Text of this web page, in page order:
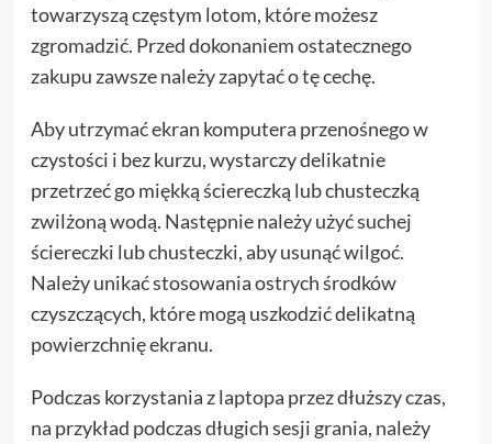
towarzyszą częstym lotom, które możesz
zgromadzić. Przed dokonaniem ostatecznego
zakupu zawsze należy zapytać o tę cechę.
Aby utrzymać ekran komputera przenośnego w
czystości i bez kurzu, wystarczy delikatnie
przetrzeć go miękką ściereczką lub chusteczką
zwilżoną wodą. Następnie należy użyć suchej
ściereczki lub chusteczki, aby usunąć wilgoć.
Należy unikać stosowania ostrych środków
czyszczących, które mogą uszkodzić delikatną
powierzchnię ekranu.
Podczas korzystania z laptopa przez dłuższy czas,
na przykład podczas długich sesji grania, należy